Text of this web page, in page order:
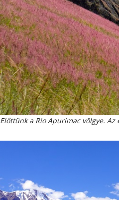
Előttünk a Rio Apurímac völgye.